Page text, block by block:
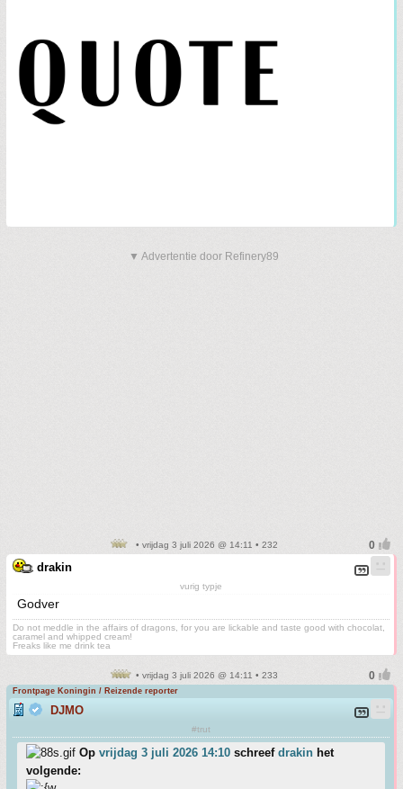
▼ Advertentie door Refinery89
• vrijdag 3 juli 2026 @ 14:11 • 232
drakin
vurig typje
Godver
Do not meddle in the affairs of dragons, for you are lickable and taste good with chocolat,
caramel and whipped cream!
Freaks like me drink tea
• vrijdag 3 juli 2026 @ 14:11 • 233
Frontpage Koningin / Reizende reporter
DJMO
#trut
Op vrijdag 3 juli 2026 14:10 schreef drakin het
volgende: